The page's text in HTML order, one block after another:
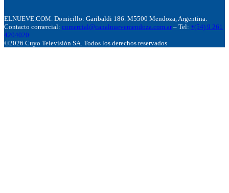
ELNUEVE.COM. Domicillo: Garibaldi 186. M5500 Mendoza, Argentina.
Contacto comercial: comercial@canalnuevemendoza.com.ar – Tel: +(54) 9 261
4204020
©2026 Cuyo Televisión SA. Todos los derechos reservados